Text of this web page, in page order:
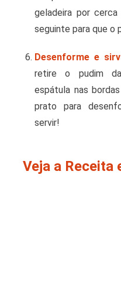
geladeira por
seguinte para que o
Desenforme e
retire o pudim
espátula nas
prato para
servir!
Veja a Receita